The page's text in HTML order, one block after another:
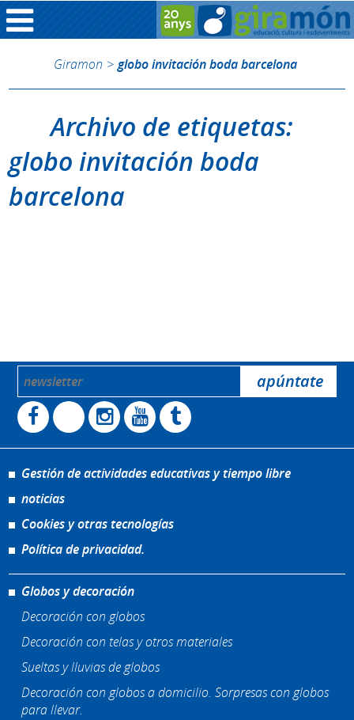
Giramon > globo invitación boda barcelona
Archivo de etiquetas:
globo invitación boda
barcelona
Gestión de actividades educativas y tiempo libre
noticias
Cookies y otras tecnologías
Política de privacidad.
Globos y decoración
Decoración con globos
Decoración con telas y otros materiales
Sueltas y lluvias de globos
Decoración con globos a domicilio. Sorpresas con globos
para llevar.